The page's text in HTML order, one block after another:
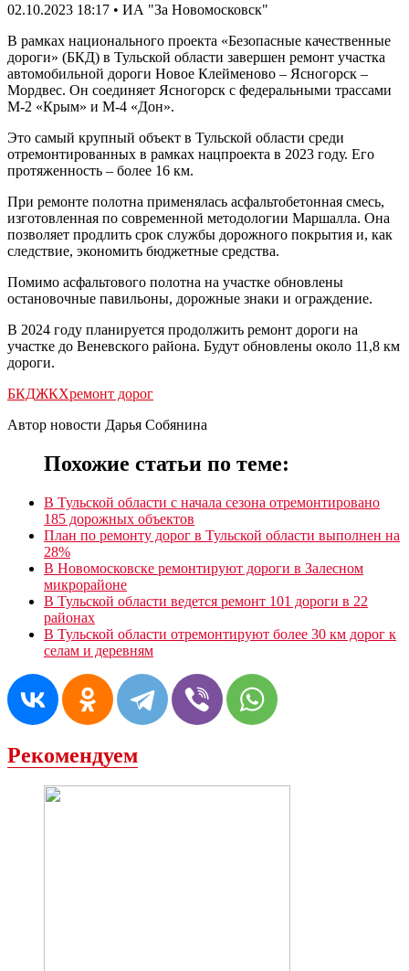
02.10.2023 18:17 • ИА "За Новомосковск"
В рамках национального проекта «Безопасные качественные
дороги» (БКД) в Тульской области завершен ремонт участка
автомобильной дороги Новое Клейменово – Ясногорск –
Мордвес. Он соединяет Ясногорск с федеральными трассами
М-2 «Крым» и М-4 «Дон».
Это самый крупный объект в Тульской области среди
отремонтированных в рамках нацпроекта в 2023 году. Его
протяженность – более 16 км.
При ремонте полотна применялась асфальтобетонная смесь,
изготовленная по современной методологии Маршалла. Она
позволяет продлить срок службы дорожного покрытия и, как
следствие, экономить бюджетные средства.
Помимо асфальтового полотна на участке обновлены
остановочные павильоны, дорожные знаки и ограждение.
В 2024 году планируется продолжить ремонт дороги на
участке до Веневского района. Будут обновлены около 11,8 км
дороги.
БКДЖКХремонт дорог
Автор новости Дарья Собянина
Похожие статьи по теме:
В Тульской области с начала сезона отремонтировано
185 дорожных объектов
План по ремонту дорог в Тульской области выполнен на
28%
В Новомосковске ремонтируют дороги в Залесном
микрорайоне
В Тульской области ведется ремонт 101 дороги в 22
районах
В Тульской области отремонтируют более 30 км дорог к
селам и деревням
Рекомендуем